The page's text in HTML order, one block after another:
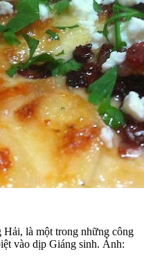
là một trong những công
vào dịp Giáng sinh. Ảnh: